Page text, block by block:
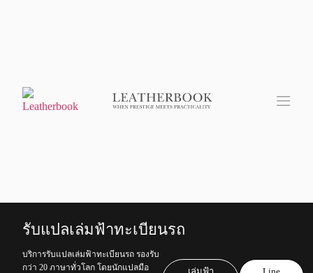
รับแปลเล่มฟ้าทะเบียนรถ
บริการรับแปลเล่มฟ้าทะเบียนรถ รองรับ
กว่า 20 ภาษาทั่วโลก โดยนักแปลมือ